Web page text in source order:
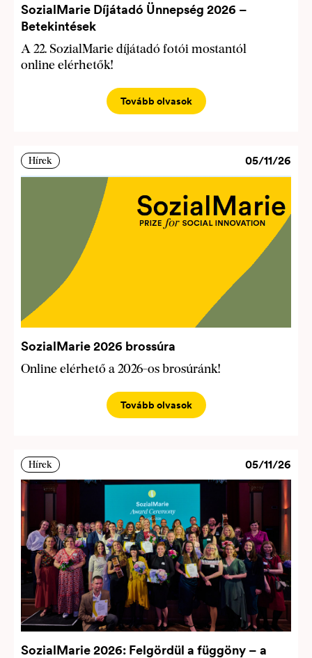
SozialMarie Díjátadó Ünnepség 2026 –
Betekintések
A 22. SozialMarie díjátadó fotói mostantól
online elérhetők!
Tovább olvasok
Hírek 05/11/26
SozialMarie 2026 brossúra
Online elérhető a 2026-os brosúránk!
Tovább olvasok
Hírek 05/11/26
SozialMarie 2026: Felgördül a függöny – a